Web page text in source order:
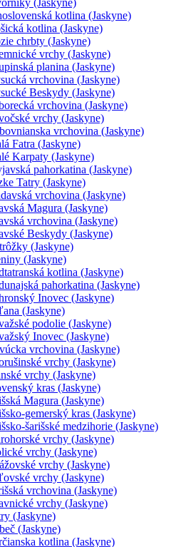
kotlina (Jaskyne)
kotlina (Jaskyne)
chrbty (Jaskyne)
vrchy (Jaskyne)
planina (Jaskyne)
vrchovina (Jaskyne)
Beskydy (Jaskyne)
vrchovina (Jaskyne)
vrchy (Jaskyne)
vrchovina (Jaskyne)
Fatra (Jaskyne)
Karpaty (Jaskyne)
pahorkatina (Jaskyne)
Tatry (Jaskyne)
vrchovina (Jaskyne)
Magura (Jaskyne)
vrchovina (Jaskyne)
Beskydy (Jaskyne)
(Jaskyne)
(Jaskyne)
kotlina (Jaskyne)
pahorkatina (Jaskyne)
Inovec (Jaskyne)
(Jaskyne)
podolie (Jaskyne)
Inovec (Jaskyne)
vrchovina (Jaskyne)
vrchy (Jaskyne)
vrchy (Jaskyne)
kras (Jaskyne)
Magura (Jaskyne)
gemerský kras (Jaskyne)
šarišské medzihorie (Jaskyne)
vrchy (Jaskyne)
vrchy (Jaskyne)
vrchy (Jaskyne)
vrchy (Jaskyne)
vrchovina (Jaskyne)
vrchy (Jaskyne)
(Jaskyne)
(Jaskyne)
kotlina (Jaskyne)